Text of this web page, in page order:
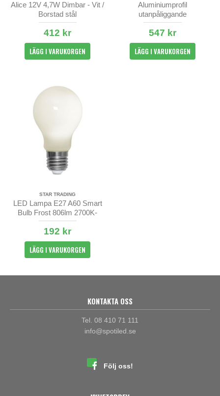
Alice 12V 4,7W Dimbar - Vit /
Borstad stål
412 kr
LÄGG I VARUKORGEN
Aluminiumprofil
utanpåliggande
14x19x2000mm
547 kr
LÄGG I VARUKORGEN
STAR TRADING
LED Lampa E27 A60 Smart
Bulb Frost 806lm 2700K-
6500K
192 kr
LÄGG I VARUKORGEN
KONTAKTA OSS
Tel. 08 410 71 111
info@spotiled.se
Följ oss!